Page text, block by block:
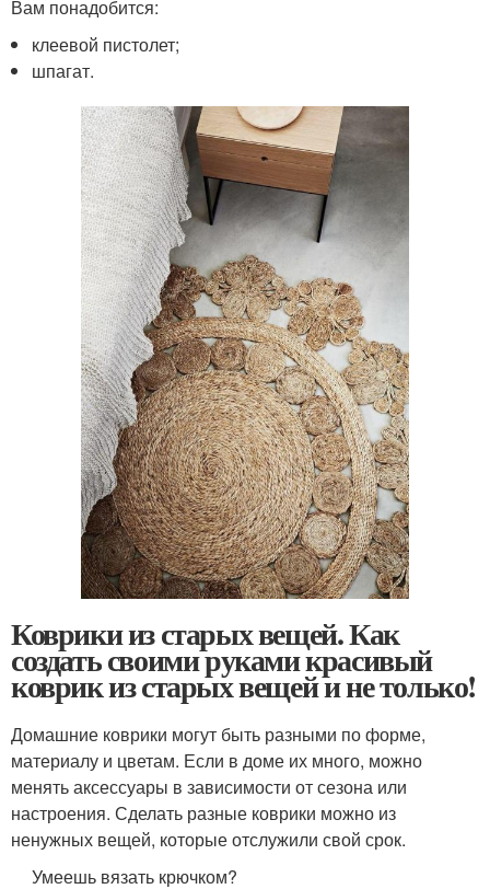
Вам понадобится:
клеевой пистолет;
шпагат.
Коврики из старых вещей. Как
создать своими руками красивый
коврик из старых вещей и не только!
Домашние коврики могут быть разными по форме,
материалу и цветам. Если в доме их много, можно
менять аксессуары в зависимости от сезона или
настроения. Сделать разные коврики можно из
ненужных вещей, которые отслужили свой срок.
Умеешь вязать крючком?